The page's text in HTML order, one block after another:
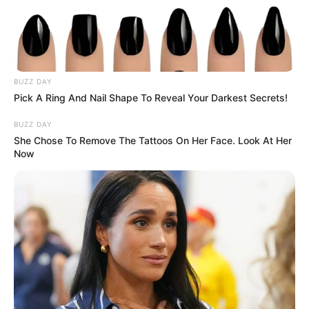
BUZZ DAY
Pick A Ring And Nail Shape To Reveal Your Darkest Secrets!
BUZZ DAY
She Chose To Remove The Tattoos On Her Face. Look At Her
Now